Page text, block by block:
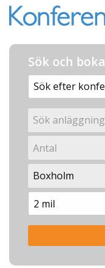
Sök och boka